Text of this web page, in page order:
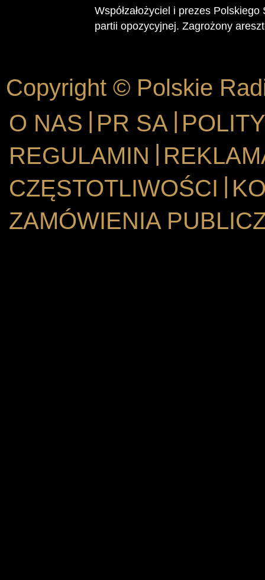
Współzałożyciel i prezes
partii opozycyjnej. Zagrożony
Copyright © Polskie
O NAS | PR SA |
REGULAMIN |
CZĘSTOTLIWOŚCI |
ZAMÓWIENIA